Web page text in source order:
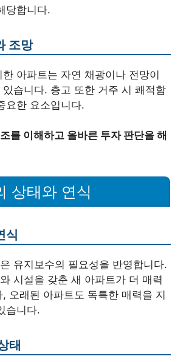
당합니다.
조망
아파트는 자연 채광이나 전망이
있습니다. 층고 또한 거주 시 쾌적함
요한 요소입니다.
를 이해하고 올바른 투자 판단을 해
상태와 연식
식
유지보수의 필요성을 반영합니다.
시설을 갖춘 새 아파트가 더 매력
오래된 아파트도 독특한 매력을 지
습니다.
태